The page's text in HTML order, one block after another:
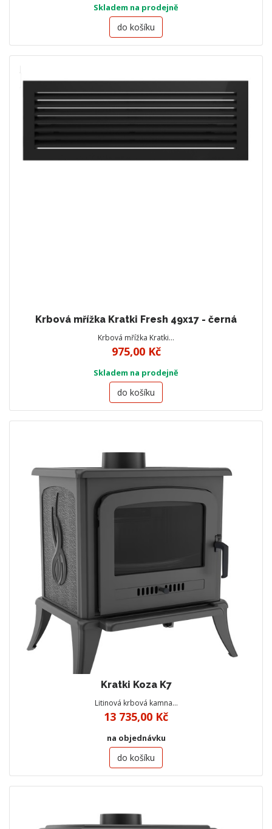
Skladem na prodejně
do košíku
Krbová mřížka Kratki Fresh 49x17 - černá
Krbová mřížka Kratki…
975,00 Kč
Skladem na prodejně
do košíku
Kratki Koza K7
Litinová krbová kamna…
13 735,00 Kč
na objednávku
do košíku